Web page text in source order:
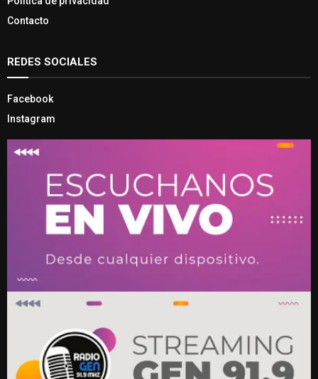
Contacto
REDES SOCIALES
Facebook
Instagram